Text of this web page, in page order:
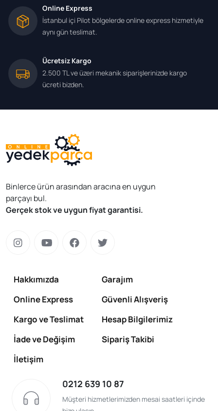
Online Express
İstanbul içi Pilot bölgelerde online express hizmetiyle
aynı gün teslimat.
Ücretsiz Kargo
2.500 TL ve üzeri mekanik siparişlerinizde kargo
ücreti bizden.
Binlerce ürün arasından aracına en uygun
parçayı bul.
Gerçek stok ve uygun fiyat garantisi.
Hakkımızda
Garajım
Online Express
Güvenli Alışveriş
Kargo ve Teslimat
Hesap Bilgilerimiz
İade ve Değişim
Sipariş Takibi
İletişim
0212 639 10 87
Müşteri hizmetlerimizden mesai saatleri içinde